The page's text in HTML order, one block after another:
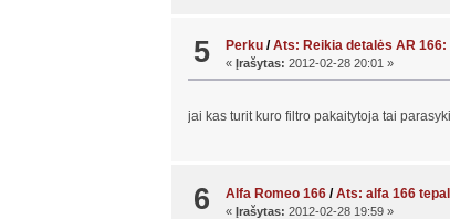
5 Perku /Ats: Reikia detalės AR 166:
«Įrašytas: 2012-02-28 20:01 »
jai kas turit kuro filtro pakaitytoja tai
6 Alfa Romeo 166 /Ats: alfa 166
«Įrašytas: 2012-02-28 19:59 »